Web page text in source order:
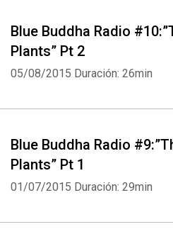
Blue Buddha Radio
Plants” Pt 2
05/08/2015 Duración: 26min
Blue Buddha Radio
Plants” Pt 1
01/07/2015 Duración: 29min